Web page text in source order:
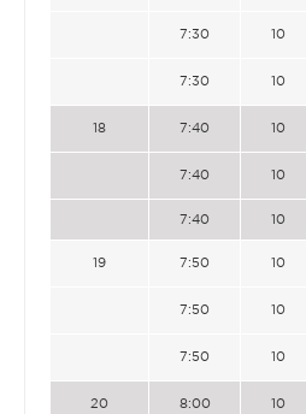
7:30 10
7:30 10
18 7:40 10
7:40 10
7:40 10
19 7:50 10
7:50 10
7:50 10
20 8:00 10